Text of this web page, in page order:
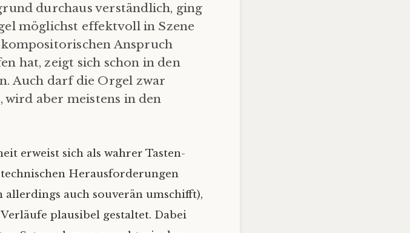
durchaus verständlich, ging
möglichst effektvoll in Szene
kompositorischen Anspruch
hat, zeigt sich schon in den
Auch darf die Orgel zwar
aber meistens in den
erweist sich als wahrer Tasten-
Herausforderungen
auch souverän umschifft),
plausibel gestaltet. Dabei